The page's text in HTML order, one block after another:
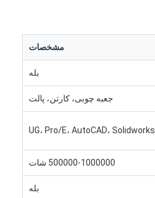
مشخصات
بله
جعبه چوبی، کارتن، پالت
UG، Pro/E، AutoCAD، Solidworks
500000-1000000 شات
بله